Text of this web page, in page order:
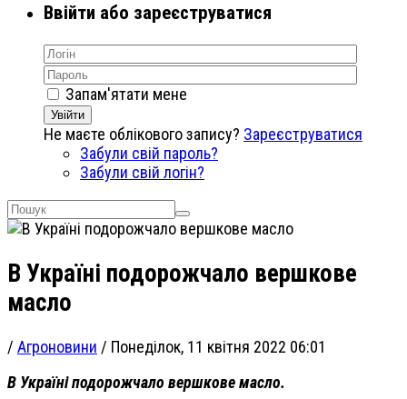
Ввійти або зареєструватися
Запам'ятати мене
Увійти
Не маєте облікового запису? Зареєструватися
Забули свій пароль?
Забули свій логін?
В Україні подорожчало вершкове
масло
/ Агроновини / Понеділок, 11 квітня 2022 06:01
В Україні подорожчало вершкове масло.